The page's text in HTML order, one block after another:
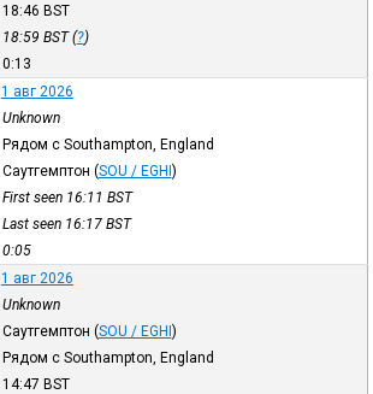
18:46 BST
18:59 BST(?)
0:13
1 авг 2026
Unknown
Рядом с Southampton, England
Саутгемптон (SOU / EGHI)
First seen 16:11 BST
Last seen 16:17 BST
0:05
1 авг 2026
Unknown
Саутгемптон (SOU / EGHI)
Рядом с Southampton, England
14:47 BST